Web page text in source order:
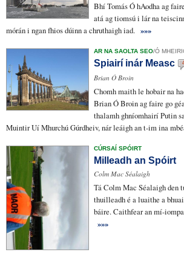
Bhí Tomás Ó hAodhaag
atáag tiomsúi lár na
móráni ngan fhiosdúinn achruthaighiad. »»»
AR NA SAOLTA SEO/Ó
Spiairí inár Measc
Brian Ó Broin
Chomh maith le hobair na
Brian Ó Broinag faire go
thalamh ghníomhairíPutin
Muintir Uí Mhurchú Gúrdheiv,nár leáigh an t-im ina
CÚRSAÍ SPÓIRT
Milleadh an Spóirt
Colm Mac Séalaigh
Tá Colm Mac Séalaigh den
thuilleadhé a luaithe a
báire. Caithfear anmí-
»»»